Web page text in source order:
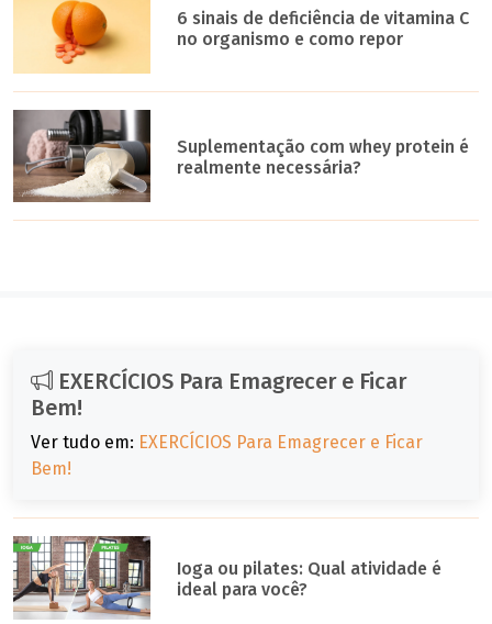
6 sinais de deficiência de vitamina C
no organismo e como repor
Suplementação com whey protein é
realmente necessária?
EXERCÍCIOS Para Emagrecer e Ficar
Bem!
Ver tudo em: EXERCÍCIOS Para Emagrecer e Ficar
Bem!
Ioga ou pilates: Qual atividade é
ideal para você?